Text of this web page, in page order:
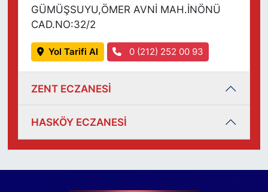
GÜMÜŞSUYU,ÖMER AVNİ MAH.İNÖNÜ
CAD.NO:32/2
Yol Tarifi Al 0 (212) 252 00 93
ZENT ECZANESİ
HASKÖY ECZANESİ